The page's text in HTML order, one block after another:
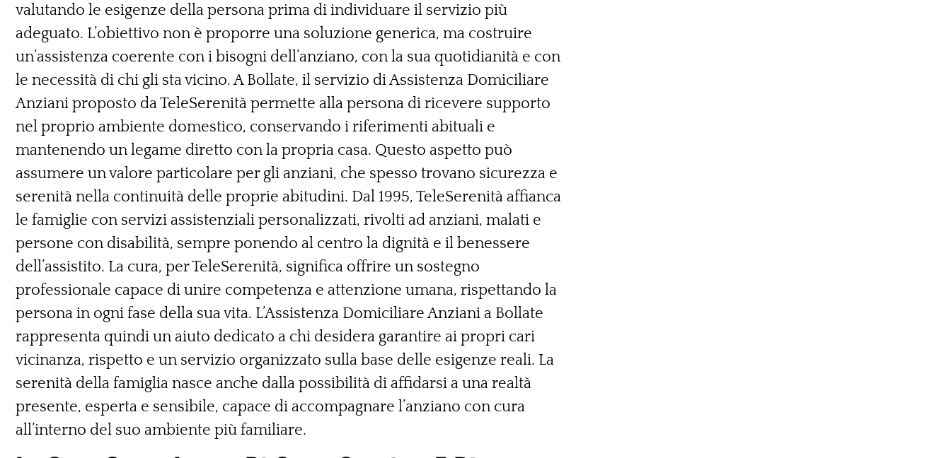
valutando le esigenze della persona prima di individuare il servizio più
adeguato. L’obiettivo non è proporre una soluzione generica, ma costruire
un’assistenza coerente con i bisogni dell’anziano, con la sua quotidianità e con
le necessità di chi gli sta vicino. A Bollate, il servizio di Assistenza Domiciliare
Anziani proposto da TeleSerenità permette alla persona di ricevere supporto
nel proprio ambiente domestico, conservando i riferimenti abituali e
mantenendo un legame diretto con la propria casa. Questo aspetto può
assumere un valore particolare per gli anziani, che spesso trovano sicurezza e
serenità nella continuità delle proprie abitudini. Dal 1995, TeleSerenità affianca
le famiglie con servizi assistenziali personalizzati, rivolti ad anziani, malati e
persone con disabilità, sempre ponendo al centro la dignità e il benessere
dell’assistito. La cura, per TeleSerenità, significa offrire un sostegno
professionale capace di unire competenza e attenzione umana, rispettando la
persona in ogni fase della sua vita. L’Assistenza Domiciliare Anziani a Bollate
rappresenta quindi un aiuto dedicato a chi desidera garantire ai propri cari
vicinanza, rispetto e un servizio organizzato sulla base delle esigenze reali. La
serenità della famiglia nasce anche dalla possibilità di affidarsi a una realtà
presente, esperta e sensibile, capace di accompagnare l’anziano con cura
all’interno del suo ambiente più familiare.